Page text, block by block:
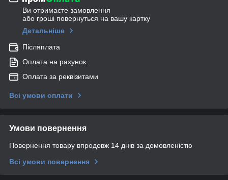
Ви отримаєте замовлення
або гроші повернуться на вашу картку
Детальніше
Післяплата
Оплата на рахунок
Оплата за реквізитами
Всі умови оплати
Умови повернення
Повернення товару впродовж 14 днів за домовленістю
Всі умови повернення